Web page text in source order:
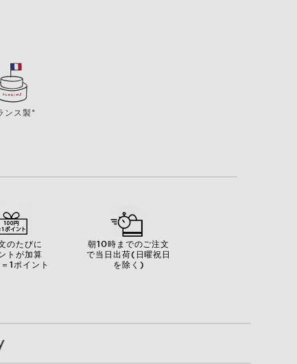
ンス製*
のたびに
トが加算
1ポイント
朝10時までのご注文
で当日出荷(日曜祝日
を除く)